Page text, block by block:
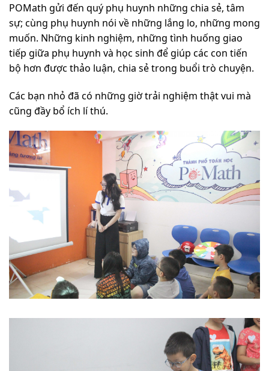
POMath gửi đến quý phụ huynh những chia sẻ, tâm
sự; cùng phụ huynh nói về những lắng lo, những mong
muốn. Những kinh nghiệm, những tình huống giao
tiếp giữa phụ huynh và học sinh để giúp các con tiến
bộ hơn được thảo luận, chia sẻ trong buổi trò chuyện.
Các bạn nhỏ đã có những giờ trải nghiệm thật vui mà
cũng đầy bổ ích lí thú.